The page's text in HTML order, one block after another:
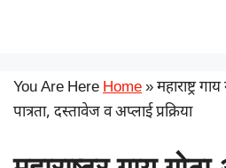
You Are HereHome»महाराष्ट्र
पात्रता, दस्तावेज व अप्लाई प्रक्रिया